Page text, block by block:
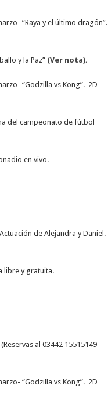
“Raya y el último dragón”.
y la Paz” (Ver nota).
“Godzilla vs Kong”. 2D
del campeonato de fútbol
en vivo.
de Alejandra y Daniel.
libre y gratuita.
al 03442 15515149 -
“Godzilla vs Kong”. 2D